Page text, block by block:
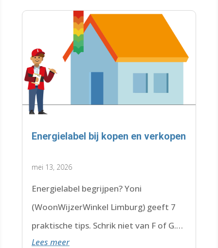
Energielabel bij kopen en verkopen
mei 13, 2026
Energielabel begrijpen? Yoni
(WoonWijzerWinkel Limburg) geeft 7
praktische tips. Schrik niet van F of G.
Check de datum. Lees hier verder.
Lees meer